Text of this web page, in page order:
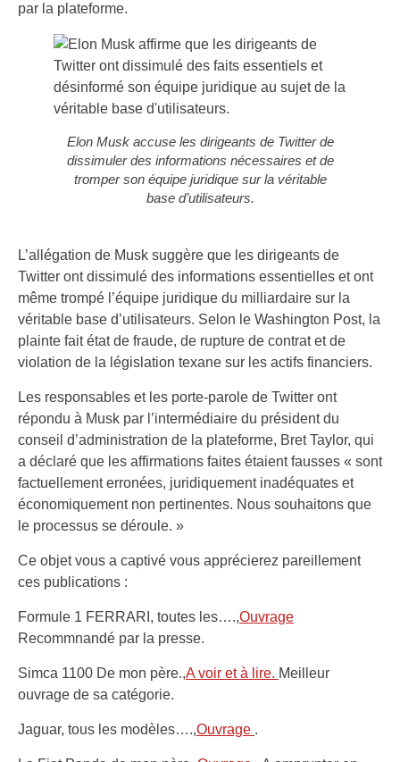
par la plateforme.
Elon Musk accuse les dirigeants de Twitter de
dissimuler des informations nécessaires et de
tromper son équipe juridique sur la véritable
base d’utilisateurs.
L’allégation de Musk suggère que les dirigeants de
Twitter ont dissimulé des informations essentielles et ont
même trompé l’équipe juridique du milliardaire sur la
véritable base d’utilisateurs. Selon le Washington Post, la
plainte fait état de fraude, de rupture de contrat et de
violation de la législation texane sur les actifs financiers.
Les responsables et les porte-parole de Twitter ont
répondu à Musk par l’intermédiaire du président du
conseil d’administration de la plateforme, Bret Taylor, qui
a déclaré que les affirmations faites étaient fausses « sont
factuellement erronées, juridiquement inadéquates et
économiquement non pertinentes. Nous souhaitons que
le processus se déroule. »
Ce objet vous a captivé vous apprécierez pareillement
ces publications :
Formule 1 FERRARI, toutes les….,Ouvrage
Recommnandé par la presse.
Simca 1100 De mon père.,A voir et à lire. Meilleur
ouvrage de sa catégorie.
Jaguar, tous les modèles….,Ouvrage .